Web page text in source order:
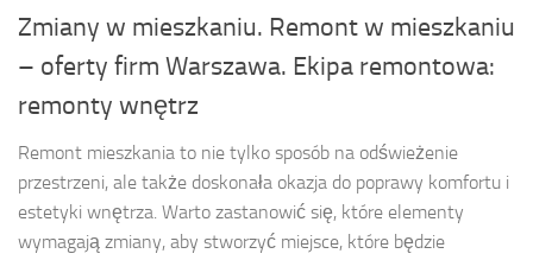
Zmiany w mieszkaniu. Remont w mieszkaniu
– oferty firm Warszawa. Ekipa remontowa:
remonty wnętrz
Remont mieszkania to nie tylko sposób na odświeżenie
przestrzeni, ale także doskonała okazja do poprawy komfortu i
estetyki wnętrza. Warto zastanowić się, które elementy
wymagają zmiany, aby stworzyć miejsce, które będzie